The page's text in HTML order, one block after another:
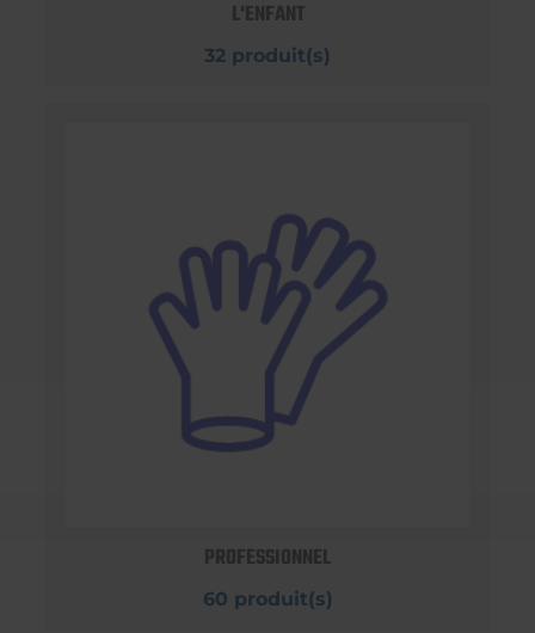
L'ENFANT
32 produit(s)
PROFESSIONNEL
60 produit(s)